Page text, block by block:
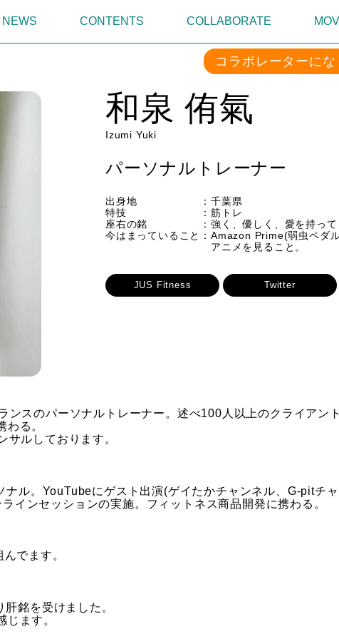
NEWS CONTENTS COLLABORATE
コラボレーターに
和泉 侑氣
Izumi Yuki
パーソナルトレーナー
出身地 ：千葉県
特技 ：筋トレ
座右の銘 ：強く、優しく、愛を持って
今はまっていること：Amazon Prime(弱虫ペダ
アニメを見ること。
JUS Fitness Twitter
ンスのパーソナルトレーナー。述べ100人以上のクライアン
る。
サルしております。
ル。YouTubeにゲスト出演(ゲイたかチャンネル、G-pitチャ
インセッションの実施。フィットネス商品開発に携わる。
でます。
銘を受けました。
ます。